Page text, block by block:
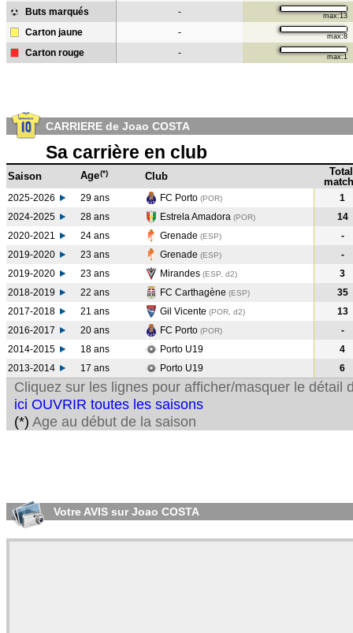
Buts marqués - max:13
Carton jaune - max:8
Carton rouge - max:1
CARRIERE de Joao COSTA
Sa carrière en club
Saison Age(*) Club
Total
2025-2026 29 ans FC Porto (POR)
1
2024-2025
28 ans Estrela Amadora (POR)
14
2020-2021
24 ans Grenade (ESP)
-
2019-2020
23 ans Grenade (ESP)
-
2019-2020
23 ans Mirandes (ESP, d2)
3
2018-2019
22 ans FC Carthagène (ESP)
35
2017-2018
21 ans Gil Vicente (POR, d2)
13
2016-2017
20 ans FC Porto (POR)
-
2014-2015
18 ans Porto U19
4
2013-2014
17 ans Porto U19 6
Cliquez sur les lignes pour afficher/masquer le détail
ici OUVRIR toutes les saisons
(*) Age au début de la saison
Votre AVIS sur Joao COSTA